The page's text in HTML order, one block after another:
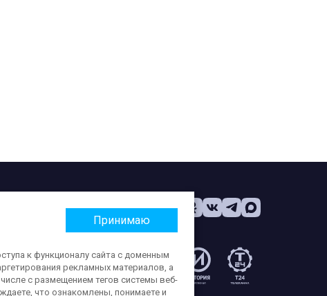
Принимаю
к функционалу сайта с доменным
рекламных материалов, а
с размещением тегов системы веб-
что ознакомлены, понимаете и